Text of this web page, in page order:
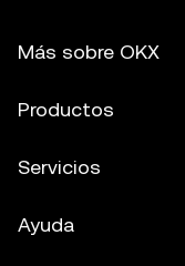
Más sobre OKX
Productos
Servicios
Ayuda